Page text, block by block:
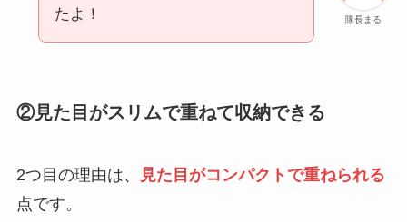
隊長まる
たよ！
②見た目がスリムで重ねて収納できる
2つ目の理由は、
見た目がコンパクトで重ねられる
点です。